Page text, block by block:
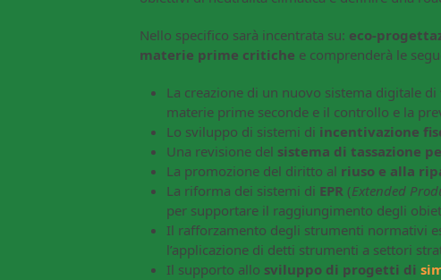
Nello specifico sarà incentrata su: eco-
materie prime critiche e comprenderà le
La creazione di un nuovo sistema digitale di
materie prime seconde e il controllo e la
Lo sviluppo di sistemi di incentivazione
Una revisione del sistema di tassazione
La promozione del diritto al riuso e alla
La riforma dei sistemi di EPR (Extended
per supportare il raggiungimento degli
Il rafforzamento degli strumenti normativi
l’applicazione di detti strumenti a settori
Il supporto allo sviluppo di progetti di